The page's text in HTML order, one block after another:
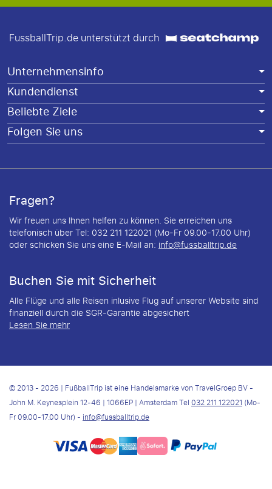
FussballTrip.de unterstützt durch
Unternehmensinfo
Kundendienst
Beliebte Ziele
Folgen Sie uns
Fragen?
Wir freuen uns Ihnen helfen zu können. Sie erreichen uns
telefonisch über Tel: 032 211 122021 (Mo-Fr 09.00-17.00 Uhr)
oder schicken Sie uns eine E-Mail an: info@fussballtrip.de
Buchen Sie mit Sicherheit
Alle Flüge und alle Reisen inlusive Flug auf unserer Website sind
finanziell durch die SGR-Garantie abgesichert
Lesen Sie mehr
© 2013 - 2026 | FußballTrip ist eine Handelsmarke von TravelGroep BV -
John M. Keynesplein 12-46 | 1066EP | Amsterdam Tel032 211 122021(Mo-
Fr 09.00-17.00 Uhr) -info@fussballtrip.de